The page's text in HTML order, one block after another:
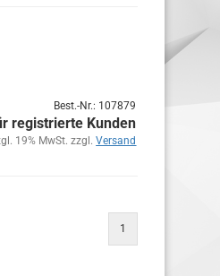
Best.-Nr.: 107879
registrierte Kunden
19% MwSt. zzgl.Versand
1